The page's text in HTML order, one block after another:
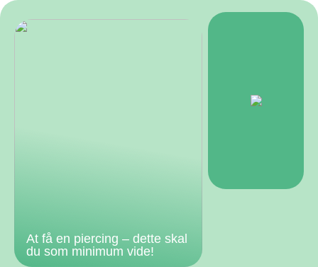
At få en piercing – dette skal
du som minimum vide!